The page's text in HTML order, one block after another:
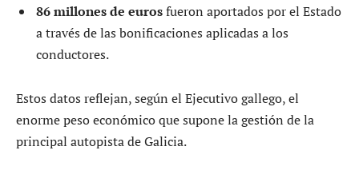
86 millones de eurosfueron aportados por el Estado
a través de las bonificaciones aplicadas a los
conductores.
Estos datos reflejan, según el Ejecutivo gallego, el
enorme peso económico que supone la gestión de la
principal autopista de Galicia.